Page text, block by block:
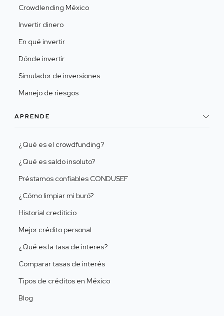
Crowdlending México
Invertir dinero
En qué invertir
Dónde invertir
Simulador de inversiones
Manejo de riesgos
APRENDE
¿Qué es el crowdfunding?
¿Qué es saldo insoluto?
Préstamos confiables CONDUSEF
¿Cómo limpiar mi buró?
Historial crediticio
Mejor crédito personal
¿Qué es la tasa de interes?
Comparar tasas de interés
Tipos de créditos en México
Blog